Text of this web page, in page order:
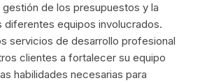
de los presupuestos y la
diferentes equipos involucrados.
servicios de desarrollo profesional
clientes a fortalecer su equipo
habilidades necesarias para